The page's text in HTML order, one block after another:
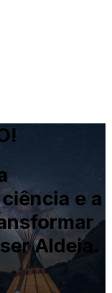
e a
Aldeia.